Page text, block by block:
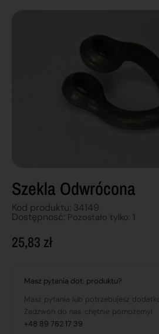
Szekla Odwrócona
Kod produktu: 34149
Dostępnosć: Pozostało tylko: 1
25,83 zł
Masz pytania dot. produktu?
Masz pytania lub potrzebujesz
Zadzwoń do nas, chętnie pomożemy!
+48 89 762 17 39